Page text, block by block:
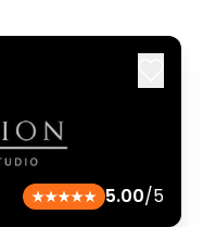
5.00/5